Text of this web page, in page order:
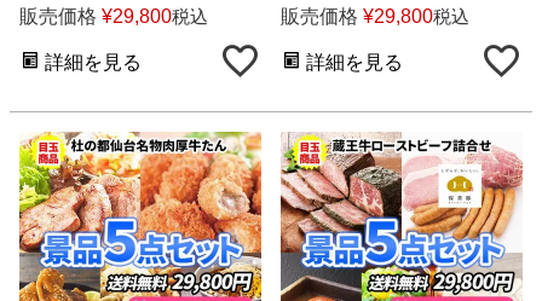
販売価格 ¥29,800税込
詳細を見る
販売価格 ¥29,800税込
詳細を見る